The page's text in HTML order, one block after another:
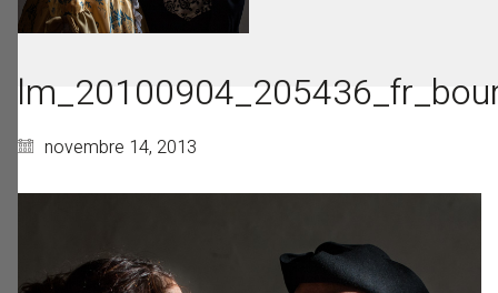
novembre 14, 2013